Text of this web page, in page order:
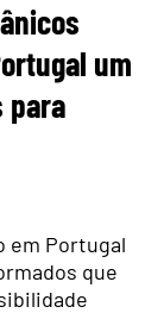
um
para
em Portugal
que